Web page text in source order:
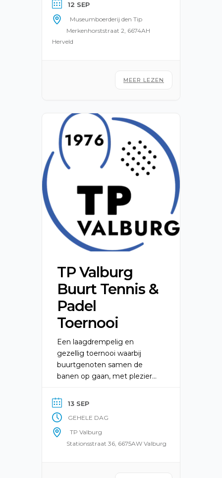
12 SEP
Museumboerderij den Tip
Merkenhorststraat 2, 6674AH
Herveld
MEER LEZEN
TP Valburg
Buurt Tennis &
Padel
Toernooi
Een laagdrempelig en
gezellig toernooi waarbij
buurtgenoten samen de
banen op gaan, met plezier
13 SEP
GEHELE DAG
TP Valburg
Stationsstraat 36, 6675AW Valburg